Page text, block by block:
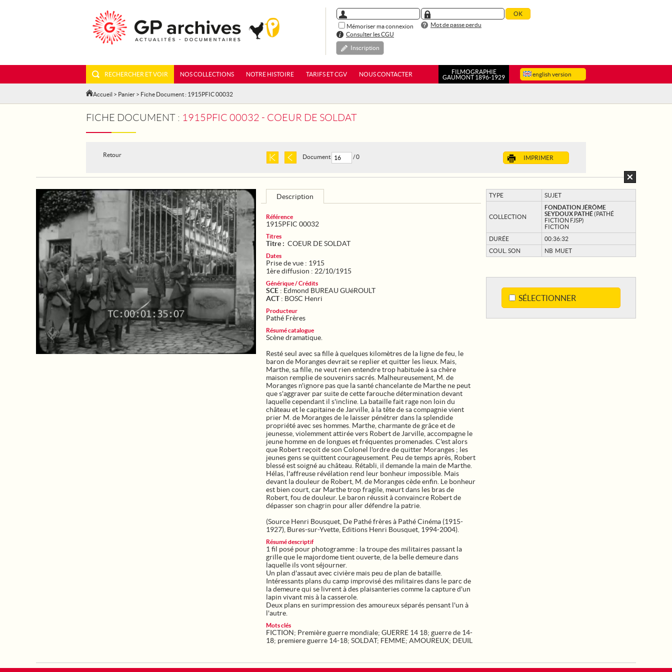
Mémoriser ma connexion
Mot de passe perdu
Consulter les CGU
Inscription
english version
RECHERCHER ET VOIR NOS COLLECTIONS NOTRE HISTOIRE TARIFS ET CGV NOUS CONTACTER
FILMOGRAPHIE
GAUMONT 1896-1929
Accueil > Panier > Fiche Document : 1915PFIC 00032
FICHE DOCUMENT : 1915PFIC 00032 - COEUR DE SOLDAT
Retour IMPRIMER
Document / 0
TYPE SUJET
COLLECTION
FONDATION JÉRÔME
SEYDOUX PATHÉ(PATHÉ
FICTION FJSP)
FICTION
DURÉE
00:36:32
COUL. SON
NB MUET
SÉLECTIONNER
Description
Référence
1915PFIC 00032
Titres
Titre : COEUR DE SOLDAT
Dates
Prise de vue : 1915
1ère diffusion : 22/10/1915
Générique / Crédits
SCE : Edmond BUREAU GUéROULT
ACT: BOSC Henri
Producteur
Pathé Frères
Résumé catalogue
Scène dramatique.
Resté seul avec sa fille à quelques kilomètres de la ligne de feu, le
baron de Moranges devrait se replier et quitter les lieux. Mais,
Marthe, sa fille, ne veut rien entendre trop habituée à sa chère
maison remplie de souvenirs sacrés. Malheureusement, M. de
Moranges n'ignore pas que la santé chancelante de Marthe ne peut
que s'aggraver par suite de cette farouche détermination devant
laquelle cependant il s'incline. La bataille fait rage non loin du
château et le capitaine de Jarville, à la tête de sa compagnie vient
prier M. de Moranges de le laisser pénétrer dans la splendide
propriété avec ses hommes. Marthe, charmante de grâce et de
jeunesse, violemment attirée vers Robert de Jarville, accompagne le
jeune homme en de longues et fréquentes promenades. C'est alors
que Robert reçoit de son Colonel l'ordre de quitter Moranges ; les
jeunes gens se quittent courageusement. Peu de temps après, Robert
blessé est soigné au château. Rétabli, il demande la main de Marthe.
Hélas, l'affreuse révélation rend leur bonheur impossible. Mais
devant la douleur de Robert, M. de Moranges cède enfin. Le bonheur
est bien court, car Marthe trop fragile, meurt dans les bras de
Robert, fou de douleur. Le baron réussit à convaincre Robert de
dépasser son chagrin pour aller défendre la patrie.
(Source Henri Bousquet, De Pathé frères à Pathé Cinéma (1915-
1927), Bures-sur-Yvette, Editions Henri Bousquet, 1994-2004).
Résumé descriptif
1 fil posé pour photogramme : la troupe des militaires passant la
grille que le majordome tient ouverte, de la belle demeure dans
laquelle ils vont séjourner.
Un plan d'assaut avec civière mais peu de plan de bataille.
Intéressants plans du camp improvisé des militaires dans le parc de
la demeure qui se livrent à des plaisanteries comme la capture d'un
lapin vivant mis à la casserole.
Deux plans en surimpression des amoureux séparés pensant l'un à
l'autre.
Mots clés
FICTION; Première guerre mondiale; GUERRE 14 18; guerre de 14-
18; premiere guerre 14-18; SOLDAT; FEMME; AMOUREUX; DEUIL